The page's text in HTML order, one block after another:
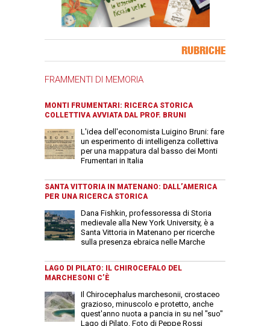
RUBRICHE
FRAMMENTI DI MEMORIA
MONTI FRUMENTARI: RICERCA STORICA
COLLETTIVA AVVIATA DAL PROF. BRUNI
L'idea dell'economista Luigino Bruni: fare
un esperimento di intelligenza collettiva
per una mappatura dal basso dei Monti
Frumentari in Italia
SANTA VITTORIA IN MATENANO: DALL’AMERICA
PER UNA RICERCA STORICA
Dana Fishkin, professoressa di Storia
medievale alla New York University, è a
Santa Vittoria in Matenano per ricerche
sulla presenza ebraica nelle Marche
LAGO DI PILATO: IL CHIROCEFALO DEL
MARCHESONI C’È
Il Chirocephalus marchesonii, crostaceo
grazioso, minuscolo e protetto, anche
quest'anno nuota a pancia in su nel "suo"
Lago di Pilato. Foto di Peppe Rossi